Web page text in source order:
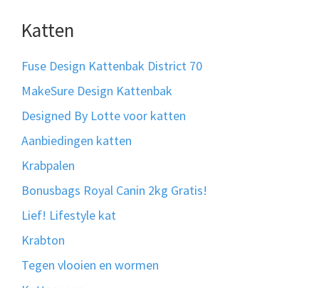
Katten
Fuse Design Kattenbak District 70
MakeSure Design Kattenbak
Designed By Lotte voor katten
Aanbiedingen katten
Krabpalen
Bonusbags Royal Canin 2kg Gratis!
Lief! Lifestyle kat
Krabton
Tegen vlooien en wormen